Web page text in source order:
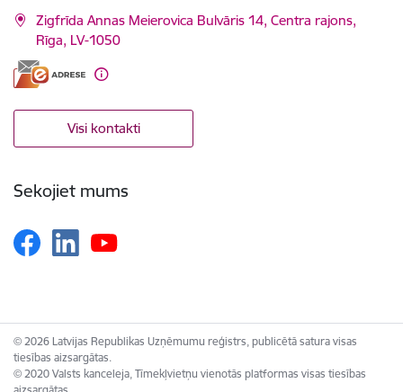
Zigfrīda Annas Meierovica Bulvāris 14, Centra rajons,
Rīga, LV-1050
Visi kontakti
Sekojiet mums
© 2026 Latvijas Republikas Uzņēmumu reģistrs, publicētā satura visas
tiesības aizsargātas.
© 2020 Valsts kanceleja, Tīmekļvietņu vienotās platformas visas tiesības